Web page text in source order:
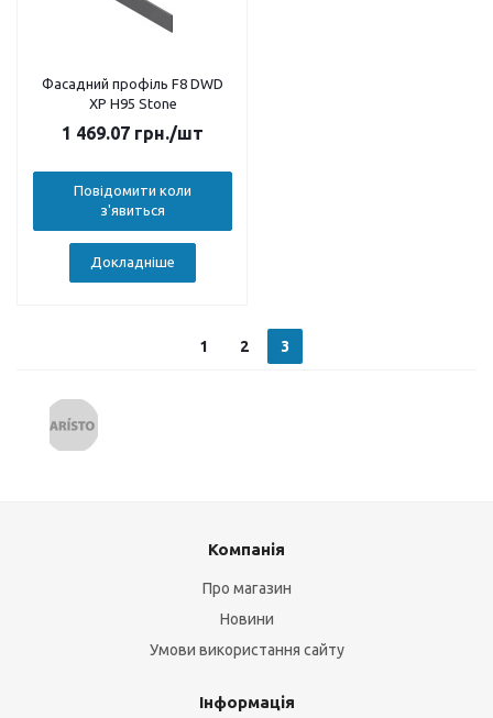
Фасадний профіль F8 DWD
XP H95 Stone
1 469.07 грн./шт
Повідомити коли
з'явиться
Докладніше
1 2 3
Компанія
Про магазин
Новини
Умови використання сайту
Інформація